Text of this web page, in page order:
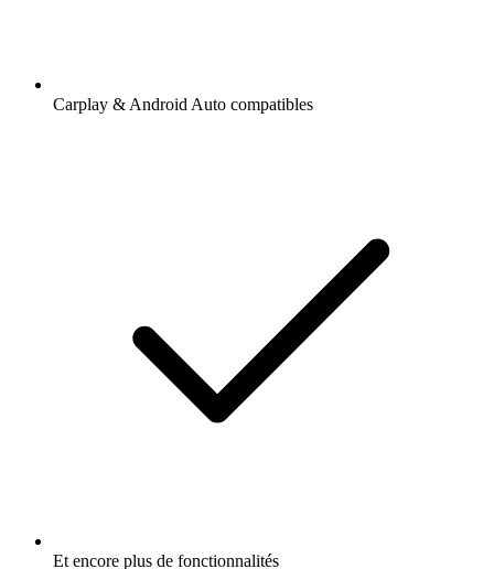
Carplay & Android Auto compatibles
Et encore plus de fonctionnalités